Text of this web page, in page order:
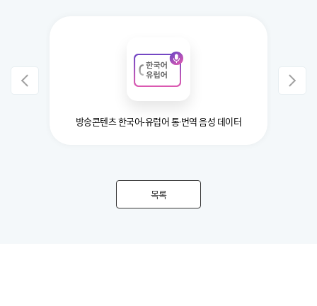
방송콘텐츠 한국어-유럽어 통·번역 음성 데이터
목록